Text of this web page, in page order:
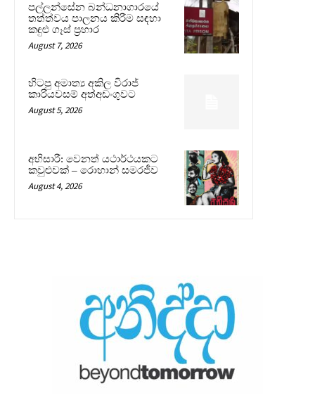
පල්ලන්සේන බන්ධනාගාරයේ
තත්ත්වය පාලනය කිරීම සඳහා
කඳුළු ගෑස් ප්‍රහාර
August 7, 2026
හිටපු අමාත්‍ය අකිල විරාජ්
කාරියවසම් අත්අඩංගුවට
August 5, 2026
අභිසාරී: වෙනත් යථාර්ථයකට
කවුළුවක් – රොහාන් සමරජීව
August 4, 2026